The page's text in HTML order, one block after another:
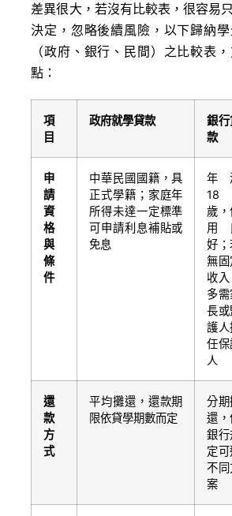
差異很大，若沒有比較表，很容易
決定，忽略後續風險，以下歸納
（政府、銀行、民間）之比較表
點：
項
目
政府就學貸款
銀行
款
申
請
資
格
與
條
件
中華民國國籍，具
正式學籍；家庭年
所得未達一定標準
可申請利息補貼或
免息
年
18
歲，
用
好；
無固
收入
多需
長或
護人
任保
人
還
款
方
式
平均攤還，還款期
限依貸學期數而定
分期
還，
銀行
定可
不同
案